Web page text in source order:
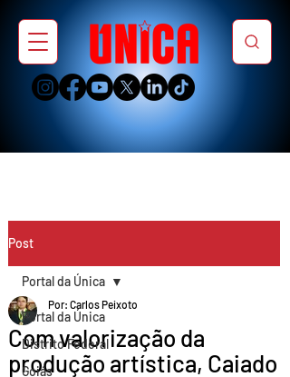
Post
Portal da Única
Distrito Federal
Goiás
Portal da Única
Com valorização da
produção artística, Caiado
Por: Carlos Peixoto